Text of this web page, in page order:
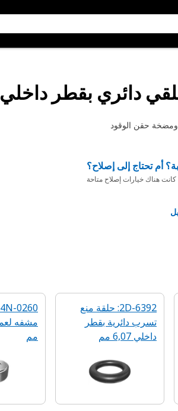
دائري بقطر داخلي 14 مم
أم تحتاج إلى إصلاح؟
هناك خيارات إصلاح متاحة
2D-6392: حلقة منع
تسرب دائرية‬ بقطر
داخلي 6,07 مم
مم